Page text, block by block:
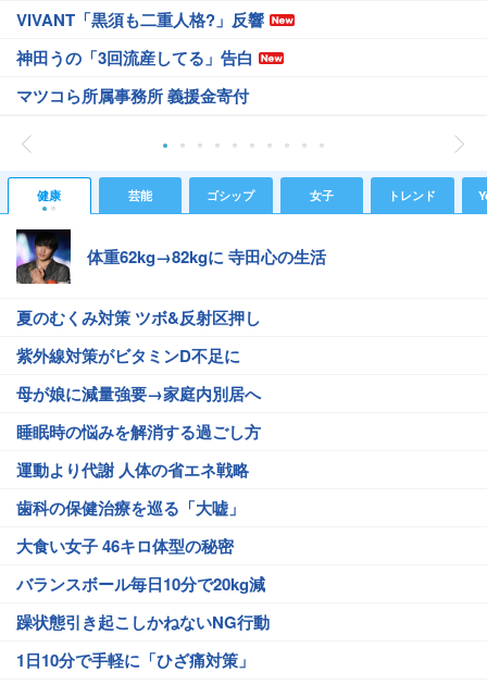
VIVANT「黒須も二重人格?」反響
神田うの「3回流産してる」告白
マツコら所属事務所 義援金寄付
健康 芸能 ゴシップ 女子 トレンド
体重62kg→82kgに 寺田心の生活
夏のむくみ対策 ツボ&反射区押し
紫外線対策がビタミンD不足に
母が娘に減量強要→家庭内別居へ
睡眠時の悩みを解消する過ごし方
運動より代謝 人体の省エネ戦略
歯科の保健治療を巡る「大嘘」
大食い女子 46キロ体型の秘密
バランスボール毎日10分で20kg減
躁状態引き起こしかねないNG行動
1日10分で手軽に「ひざ痛対策」